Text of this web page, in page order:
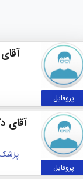
پروفایل
پروفایل
آقای